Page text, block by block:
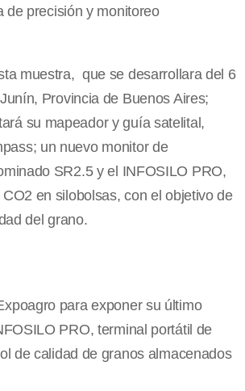
de precisión y monitoreo
muestra, que se desarrollara del 6
Provincia de Buenos Aires;
su mapeador y guía satelital,
un nuevo monitor de
SR2.5 y el INFOSILO PRO,
en silobolsas, con el objetivo de
del grano.
para exponer su último
PRO, terminal portátil de
de calidad de granos almacenados